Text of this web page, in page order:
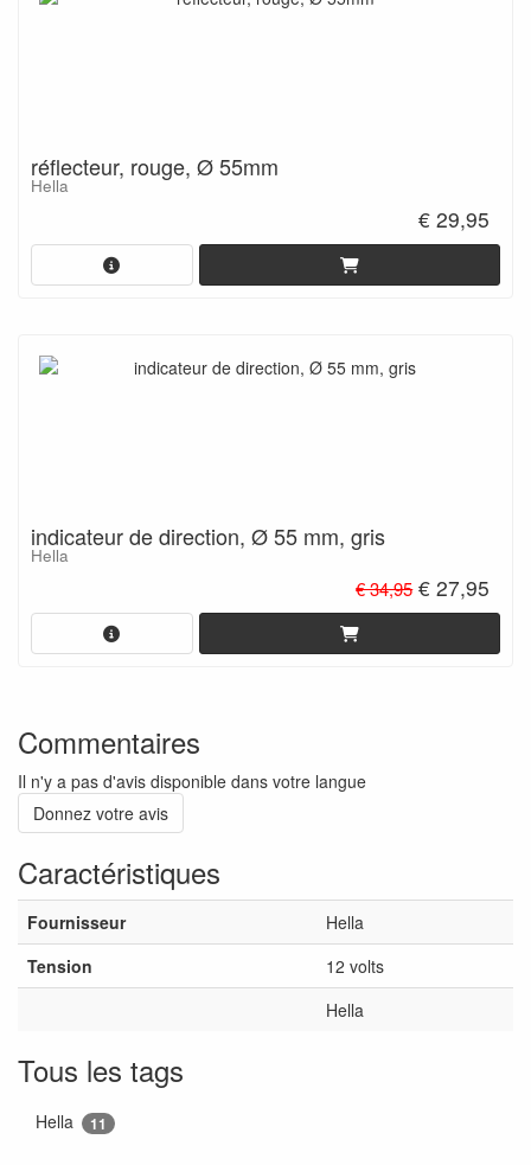
réflecteur, rouge, Ø 55mm
Hella
€ 29,95
indicateur de direction, Ø 55 mm, gris
Hella
€ 34,95€ 27,95
Commentaires
Il n'y a pas d'avis disponible dans votre langue
Donnez votre avis
Caractéristiques
Fournisseur
Hella
Tension
12 volts
Hella
Tous les tags
Hella 11